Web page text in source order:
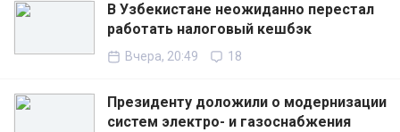
В Узбекистане неожиданно перестал
работать налоговый кешбэк
Вчера, 20:49 18
Президенту доложили о модернизации
систем электро- и газоснабжения